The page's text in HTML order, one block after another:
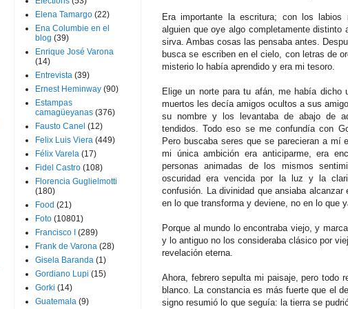
Era importante la escritura; con los
alguien que oye algo completamente
sirva. Ambas cosas las pensaba antes.
busca se escriben en el cielo, con letras de
misterio lo había aprendido y era mi tesoro.
Elige un norte para tu afán, me había
muertos les decía amigos ocultos a sus
su nombre y los levantaba de abajo de
tendidos. Todo eso se me confundía con
Pero buscaba seres que se parecieran a mí
mi única ambición era anticiparme, era
personas animadas de los mismos
oscuridad era vencida por la luz y la
confusión. La divinidad que ansiaba
en lo que transforma y deviene, no en lo que
Porque al mundo lo encontraba viejo, y
y lo antiguo no los consideraba clásico por
revelación eterna.
Ahora, febrero sepulta mi paisaje, pero todo
blanco. La constancia es más fuerte que el
signo resumió lo que seguía: la tierra se
Elena Tamargo (22)
Ena Columbie en el
blog (39)
Enrique José Varona
(14)
Entrevista (39)
Ernest Heminway (90)
Estampas
camagüeyanas (376)
Fausto Canel (12)
Felix Luis Viera (449)
Félix Varela (17)
Fidel Castro (108)
Florencia Guglielmotti
(180)
Food (21)
Foto (10801)
Francisco I
(289)
Frank de Varona (28)
Gisela Baranda (1)
Gordiano Lupi (15)
Gorki (14)
Guatemala (9)